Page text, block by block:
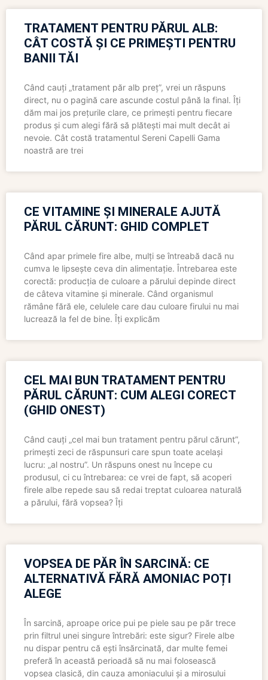
TRATAMENT PENTRU PĂRUL ALB:
CÂT COSTĂ ȘI CE PRIMEȘTI PENTRU
BANII TĂI
Când cauți „tratament păr alb preț”, vrei un răspuns
direct, nu o pagină care ascunde costul până la final. Îți
dăm mai jos prețurile clare, ce primești pentru fiecare
produs și cum alegi fără să plătești mai mult decât ai
nevoie. Cât costă tratamentul Sereni Capelli Gama
noastră are trei
CE VITAMINE ȘI MINERALE AJUTĂ
PĂRUL CĂRUNT: GHID COMPLET
Când apar primele fire albe, mulți se întreabă dacă nu
cumva le lipsește ceva din alimentație. Întrebarea este
corectă: producția de culoare a părului depinde direct
de câteva vitamine și minerale. Când organismul
rămâne fără ele, celulele care dau culoare firului nu mai
lucrează la fel de bine. Îți explicăm
CEL MAI BUN TRATAMENT PENTRU
PĂRUL CĂRUNT: CUM ALEGI CORECT
(GHID ONEST)
Când cauți „cel mai bun tratament pentru părul cărunt”,
primești zeci de răspunsuri care spun toate același
lucru: „al nostru”. Un răspuns onest nu începe cu
produsul, ci cu întrebarea: ce vrei de fapt, să acoperi
firele albe repede sau să redai treptat culoarea naturală
a părului, fără vopsea? Îți
VOPSEA DE PĂR ÎN SARCINĂ: CE
ALTERNATIVĂ FĂRĂ AMONIAC POȚI
ALEGE
În sarcină, aproape orice pui pe piele sau pe păr trece
prin filtrul unei singure întrebări: este sigur? Firele albe
nu dispar pentru că ești însărcinată, dar multe femei
preferă în această perioadă să nu mai folosească
vopsea clasică, din cauza amoniacului și a mirosului